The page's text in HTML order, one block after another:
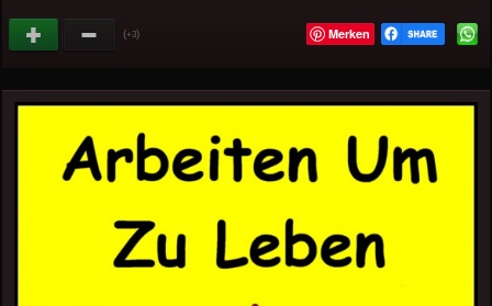
(+3) Merken